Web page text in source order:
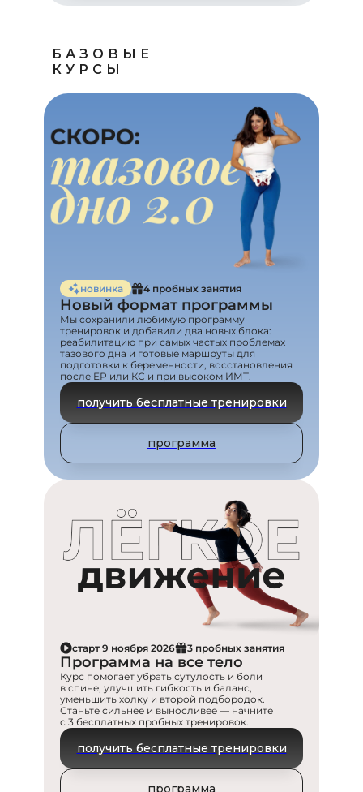
БАЗОВЫЕ
КУРСЫ
новинка 4 пробных занятия
Новый формат программы
Мы сохранили любимую программу
тренировок и добавили два новых блока:
реабилитацию при самых частых проблемах
тазового дна и готовые маршруты для
подготовки к беременности, восстановления
после ЕР или КС и при высоком ИМТ.
получить бесплатные тренировки
программа
старт 9 ноября 2026 3 пробных занятия
Программа на все тело
Курс помогает убрать сутулость и боли
в спине, улучшить гибкость и баланс,
уменьшить холку и второй подбородок.
Станьте сильнее и выносливее — начните
с 3 бесплатных пробных тренировок.
получить бесплатные тренировки
программа